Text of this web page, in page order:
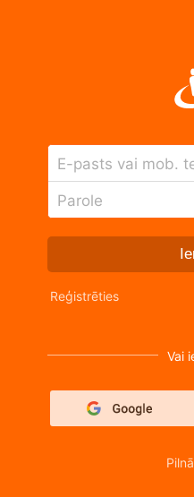
E-pasts vai mob.
Parole
Reģistrēties
Vai